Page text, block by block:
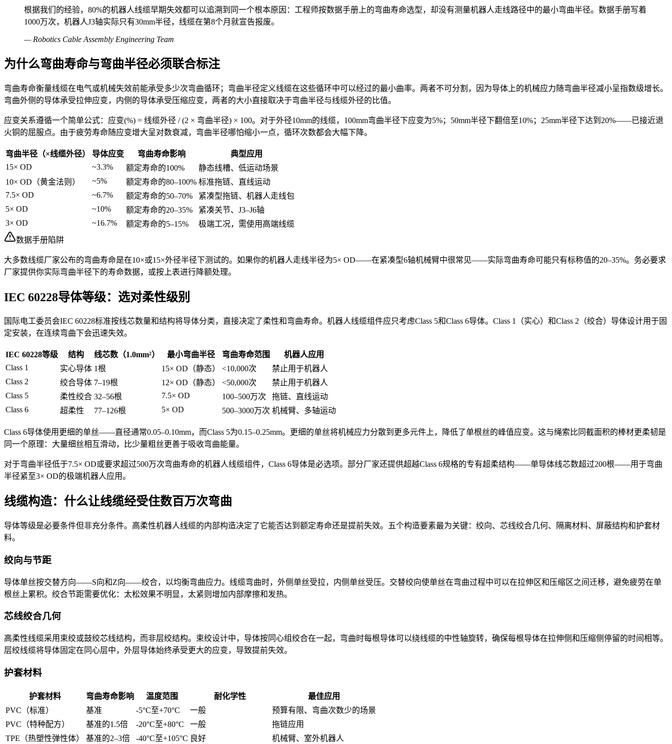
根据我们的经验，80%的机器人线缆早期失效都可以追溯到同一个根本原因：工程师按数据手册上的弯曲寿命选型，却没有测量机器人走线路径中的最小弯曲半径。数据手册写着
1000万次，机器人J3轴实际只有30mm半径，线缆在第8个月就宣告报废。
— Robotics Cable Assembly Engineering Team
为什么弯曲寿命与弯曲半径必须联合标注
弯曲寿命衡量线缆在电气或机械失效前能承受多少次弯曲循环；弯曲半径定义线缆在这些循环中可以经过的最小曲率。两者不可分割，因为导体上的机械应力随弯曲半径减小呈指数级增长。
弯曲外侧的导体承受拉伸应变，内侧的导体承受压缩应变，两者的大小直接取决于弯曲半径与线缆外径的比值。
应变关系遵循一个简单公式：应变(%) = 线缆外径 / (2 × 弯曲半径) × 100。对于外径10mm的线缆，100mm弯曲半径下应变为5%；50mm半径下翻倍至10%；25mm半径下达到20%——已接近退
火铜的屈服点。由于疲劳寿命随应变增大呈对数衰减，弯曲半径哪怕缩小一点，循环次数都会大幅下降。
弯曲半径（×线缆外径） 导体应变 弯曲寿命影响
典型应用
15× OD
~3.3% 额定寿命的100%
静态线槽、低运动场景
10× OD（黄金法则）
~5% 额定寿命的80–100% 标准拖链、直线运动
7.5× OD
~6.7% 额定寿命的50–70%
紧凑型拖链、机器人走线包
5× OD
~10% 额定寿命的20–35%
紧凑关节、J3–J6轴
3× OD
~16.7% 额定寿命的5–15%
极端工况，需使用高端线缆
数据手册陷阱
大多数线缆厂家公布的弯曲寿命是在10×或15×外径半径下测试的。如果你的机器人走线半径为5× OD——在紧凑型6轴机械臂中很常见——实际弯曲寿命可能只有标称值的20–35%。务必要求
厂家提供你实际弯曲半径下的寿命数据，或按上表进行降额处理。
IEC 60228导体等级：选对柔性级别
国际电工委员会IEC 60228标准按线芯数量和结构将导体分类，直接决定了柔性和弯曲寿命。机器人线缆组件应只考虑Class 5和Class 6导体。Class 1（实心）和Class 2（绞合）导体设计用于固
定安装，在连续弯曲下会迅速失效。
IEC 60228等级 结构 线芯数（1.0mm²） 最小弯曲半径 弯曲寿命范围
机器人应用
Class 1
实心导体 1根 15× OD（静态） <10,000次
禁止用于机器人
Class 2
绞合导体 7–19根 12× OD（静态） <50,000次
禁止用于机器人
Class 5
柔性绞合 32–56根 7.5× OD 100–500万次
拖链、直线运动
Class 6
超柔性 77–126根 5× OD 500–3000万次 机械臂、多轴运动
Class 6导体使用更细的单丝——直径通常0.05–0.10mm，而Class 5为0.15–0.25mm。更细的单丝将机械应力分散到更多元件上，降低了单根丝的峰值应变。这与绳索比同截面积的棒材更柔韧是
同一个原理：大量细丝相互滑动，比少量粗丝更善于吸收弯曲能量。
对于弯曲半径低于7.5× OD或要求超过500万次弯曲寿命的机器人线缆组件，Class 6导体是必选项。部分厂家还提供超越Class 6规格的专有超柔结构——单导体线芯数超过200根——用于弯曲
半径紧至3× OD的极端机器人应用。
线缆构造：什么让线缆经受住数百万次弯曲
导体等级是必要条件但非充分条件。高柔性机器人线缆的内部构造决定了它能否达到额定寿命还是提前失效。五个构造要素最为关键：绞向、芯线绞合几何、隔离材料、屏蔽结构和护套材
料。
绞向与节距
导体单丝按交替方向——S向和Z向——绞合，以均衡弯曲应力。线缆弯曲时，外侧单丝受拉，内侧单丝受压。交替绞向使单丝在弯曲过程中可以在拉伸区和压缩区之间迁移，避免疲劳在单
根丝上累积。绞合节距需要优化：太松效果不明显，太紧则增加内部摩擦和发热。
芯线绞合几何
高柔性线缆采用束绞或鼓绞芯线结构，而非层绞结构。束绞设计中，导体按同心组绞合在一起，弯曲时每根导体可以绕线缆的中性轴旋转，确保每根导体在拉伸侧和压缩侧停留的时间相等。
层绞线缆将导体固定在同心层中，外层导体始终承受更大的应变，导致提前失效。
护套材料
护套材料 弯曲寿命影响 温度范围 耐化学性
最佳应用
PVC（标准）
基准 -5°C至+70°C 一般
预算有限、弯曲次数少的场景
PVC（特种配方）
基准的1.5倍 -20°C至+80°C 一般
拖链应用
TPE（热塑性弹性体）
基准的2–3倍 -40°C至+105°C 良好 机械臂、室外机器人